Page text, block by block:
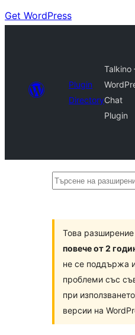
Get WordPress
Plugin
Directory
Talkino
Chat
Plugin
Търсене
Това разширение
повече от 2
не се поддържа
проблеми със
при
версии на